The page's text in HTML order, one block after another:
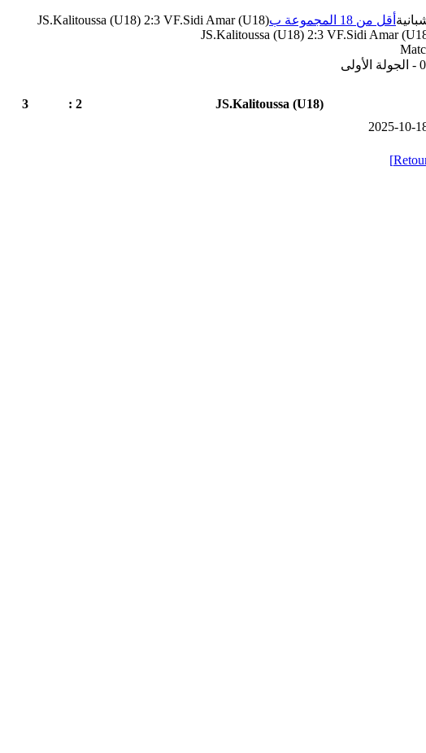
أقل من 18 المجموعة ب
JS.Kalitoussa (U18) 2:3 VF.Sidi Amar (U18)
JS.Kalitoussa (U18) 2:3 VF.Sidi Amar
JS.Kalitoussa (U18)
2 :
3
2025-10-